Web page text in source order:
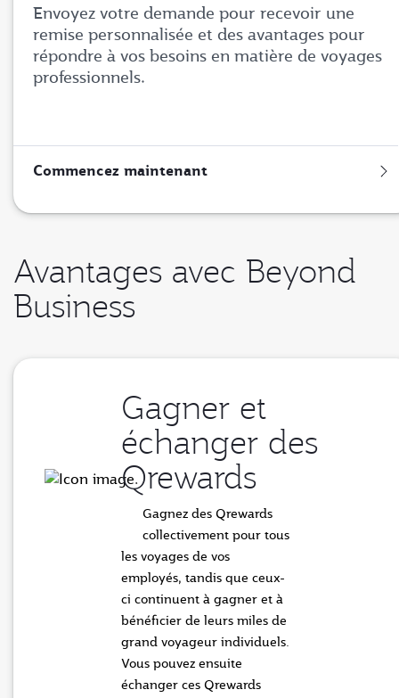
Envoyez votre demande pour recevoir une
remise personnalisée et des avantages pour
répondre à vos besoins en matière de voyages
professionnels.
Commencez maintenant
Avantages avec Beyond
Business
Gagner et
échanger des
Qrewards
Gagnez des Qrewards
collectivement pour tous
les voyages de vos
employés, tandis que ceux-
ci continuent à gagner et à
bénéficier de leurs miles de
grand voyageur individuels.
Vous pouvez ensuite
échanger ces Qrewards